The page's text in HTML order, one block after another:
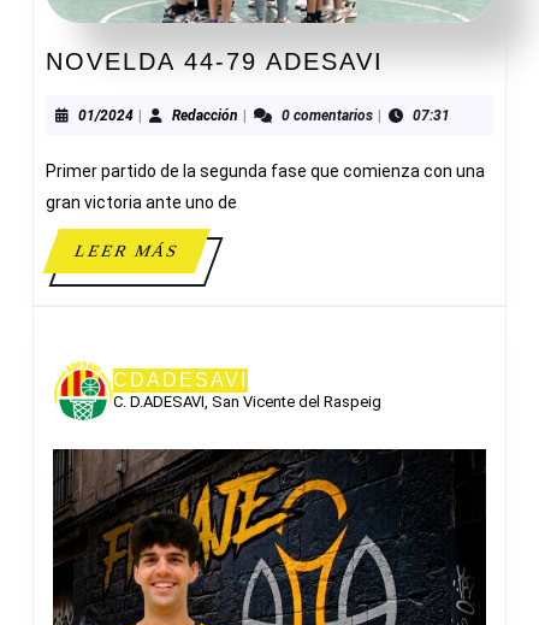
NOVELDA 44-79 ADESAVI
79
01/202401/2024
| Redacción Redacción
| 0 comentarios | 07:31
Primer partido de la segunda fase que comienza con una
gran victoria ante uno de
LEER MÁSLEER
MÁS
CDADESAVI
C. D.ADESAVI, San Vicente del Raspeig